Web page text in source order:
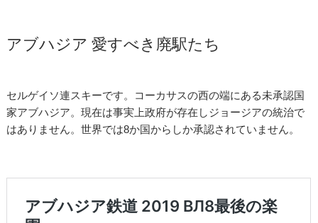
アブハジア 愛すべき廃駅たち
セルゲイソ連スキーです。コーカサスの西の端にある未承認国
家アブハジア。現在は事実上政府が存在しジョージアの統治で
はありません。世界では8か国からしか承認されていません。